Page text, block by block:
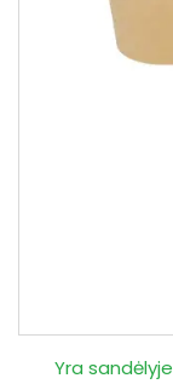
Yra sandėlyje